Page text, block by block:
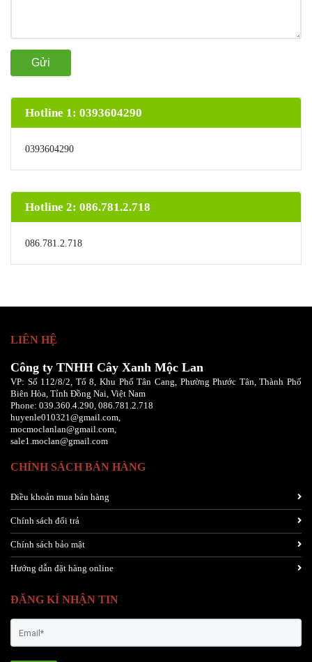
Gửi
Hotline 1: 0393604290
0393604290
Hotline 2: 086.781.2.718
086.781.2.718
LIÊN HỆ
Công ty TNHH Cây Xanh Mộc Lan
VP: Số 112/8/2, Tổ 8, Khu Phố Tân Cang, Phường Phước Tân, Thành Phố
Biên Hòa, Tỉnh Đồng Nai, Việt Nam
Phone: 039.360.4.290, 086.781.2.718
huyenle010321@gmail.com,
mocmoclanlan@gmail.com,
sale1.moclan@gmail.com
CHÍNH SÁCH BÁN HÀNG
Điều khoản mua bán hàng
Chính sách đổi trả
Chính sách bảo mật
Hướng dẫn đặt hàng online
ĐĂNG KÍ NHẬN TIN